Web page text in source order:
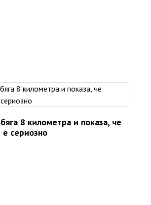
8 километра и показа, че
сериозно